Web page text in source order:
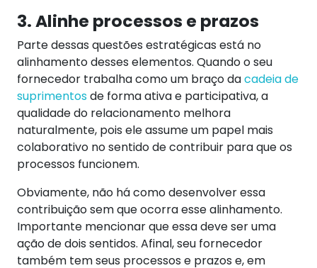
3. Alinhe processos e prazos
Parte dessas questões estratégicas está no
alinhamento desses elementos. Quando o seu
fornecedor trabalha como um braço dacadeia de
suprimentosde forma ativa e participativa, a
qualidade do relacionamento melhora
naturalmente, pois ele assume um papel mais
colaborativo no sentido de contribuir para que os
processos funcionem.
Obviamente, não há como desenvolver essa
contribuição sem que ocorra esse alinhamento.
Importante mencionar que essa deve ser uma
ação de dois sentidos. Afinal, seu fornecedor
também tem seus processos e prazos e, em